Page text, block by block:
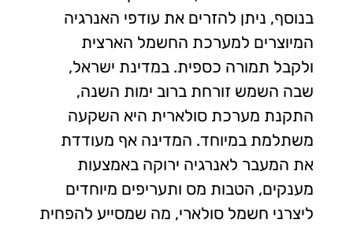
בנוסף, ניתן להזרים את עודפי האנרגיה
המיוצרים למערכת החשמל הארצית
ולקבל תמורה כספית. במדינת ישראל,
שבה השמש זורחת ברוב ימות השנה,
התקנת מערכת סולארית היא השקעה
משתלמת במיוחד. המדינה אף מעודדת
את המעבר לאנרגיה ירוקה באמצעות
מענקים, הטבות מס ותעריפים מיוחדים
ליצרני חשמל סולארי, מה שמסייע להפחית